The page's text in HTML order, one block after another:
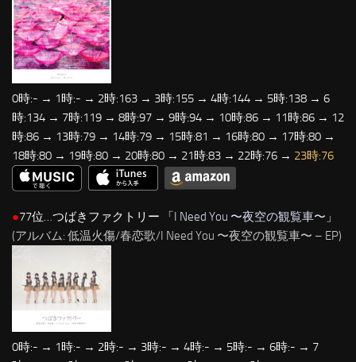
0時:- → 1時:- → 2時:163 → 3時:155 → 4時:144 → 5時:138 → 6
時:134 → 7時:119 → 8時:97 → 9時:94 → 10時:86 → 11時:86 → 12
時:86 → 13時:79 → 14時:79 → 15時:81 → 16時:80 → 17時:80 →
18時:80 → 19時:80 → 20時:80 → 21時:83 → 22時:76 → 23時:76
●77位…つばきファクトリー 「I Need You 〜夜空の観覧車〜 」
(アルバム: 低温火傷/春恋歌/I Need You 〜夜空の観覧車〜 – EP)
0時:- → 1時:- → 2時:- → 3時:- → 4時:- → 5時:- → 6時:- → 7